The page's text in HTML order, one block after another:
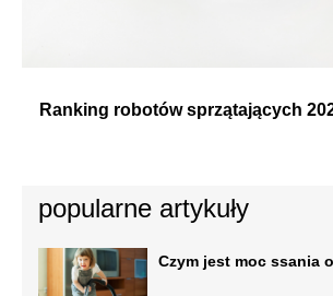
popularne artykuły
Czym jest moc ssania
Ranking robotów sprzątających